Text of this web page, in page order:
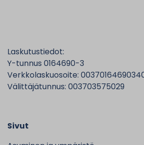
Laskutustiedot:
Y-tunnus 0164690-3
Verkkolaskuosoite:
Välittäjätunnus: 003703575029
Sivut